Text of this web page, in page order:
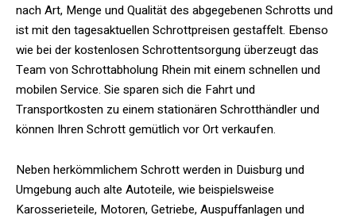
nach Art, Menge und Qualität des abgegebenen Schrotts und
ist mit den tagesaktuellen Schrottpreisen gestaffelt. Ebenso
wie bei der kostenlosen Schrottentsorgung überzeugt das
Team von Schrottabholung Rhein mit einem schnellen und
mobilen Service. Sie sparen sich die Fahrt und
Transportkosten zu einem stationären Schrotthändler und
können Ihren Schrott gemütlich vor Ort verkaufen.
Neben herkömmlichem Schrott werden in Duisburg und
Umgebung auch alte Autoteile, wie beispielsweise
Karosserieteile, Motoren, Getriebe, Auspuffanlagen und